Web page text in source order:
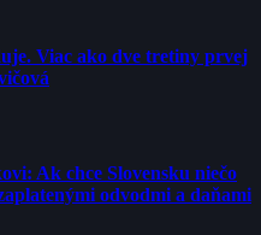
Viac ako dve tretiny prvej
Ak chce Slovensku niečo
odvodmi a daňami